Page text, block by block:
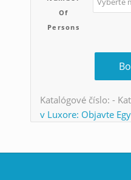
Of
Persons
Katalógové číslo: -
v Luxore: Objavte